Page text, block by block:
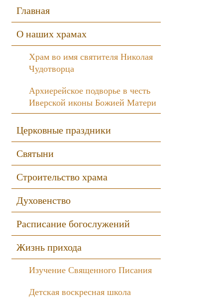
Sidebar
Главная
О наших храмах
Храм во имя святителя Николая
Чудотворца
Архиерейское подворье в честь
Иверской иконы Божией Матери
Церковные праздники
Святыни
Строительство храма
Духовенство
Расписание богослужений
Жизнь прихода
Изучение Священного Писания
Детская воскресная школа